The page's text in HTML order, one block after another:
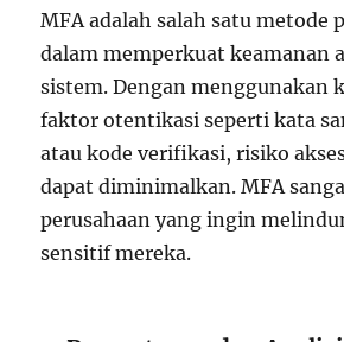
MFA adalah salah satu metode
dalam memperkuat keamanan
sistem. Dengan menggunakan
faktor otentikasi seperti kata
atau kode verifikasi, risiko
dapat diminimalkan. MFA
perusahaan yang ingin
sensitif mereka.